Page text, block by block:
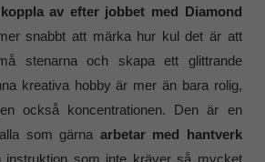
koppla av efter jobbet med Diamond
snabbt att märka hur kul det är att
stenarna och skapa ett glittrande
kreativa hobby är mer än bara rolig,
också koncentrationen. Den är en
som gärna arbetar med hantverk